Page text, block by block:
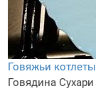
Говяжьи
Говядина